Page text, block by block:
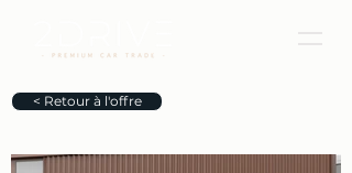
< Retour à l'offre